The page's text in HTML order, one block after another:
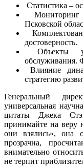
Статистика –
Мониторинг
Псковской
достоверность.
Объекты
обслуживания.
Влияние
стратегию
Генеральный
универсальная
цитаты Джека
принимайте на веру
они взялись», она
прозрачна,
внимательно
не терпит